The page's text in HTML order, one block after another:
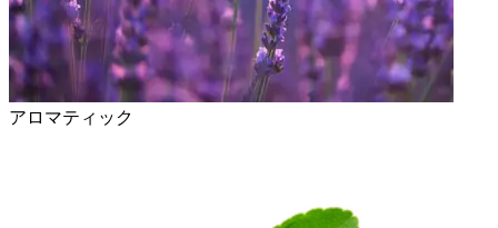
アロマティック